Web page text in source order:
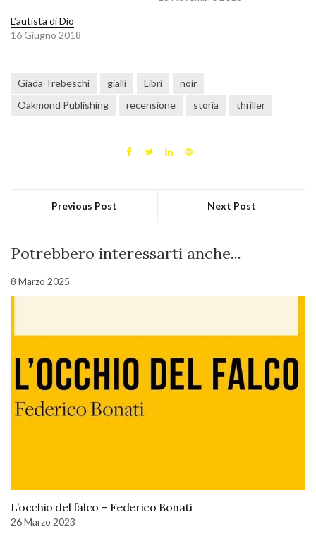
L’autista di Dio
16 Giugno 2018
Giada Trebeschi gialli Libri
noir
Oakmond Publishing
recensione storia thriller
Previous Post Next Post
Potrebbero interessarti anche...
8 Marzo 2025
L’occhio del falco – Federico Bonati
26 Marzo 2023